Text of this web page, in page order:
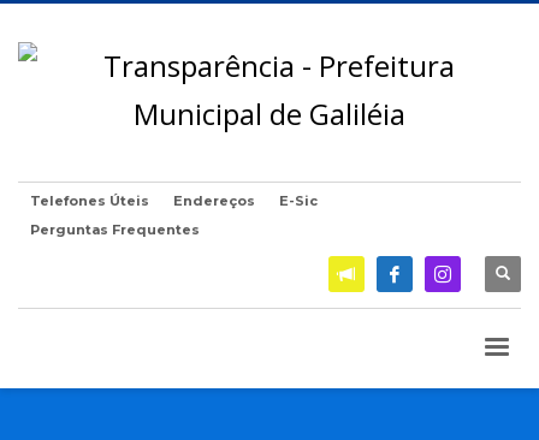
Telefones Úteis Endereços
E-Sic
Perguntas Frequentes